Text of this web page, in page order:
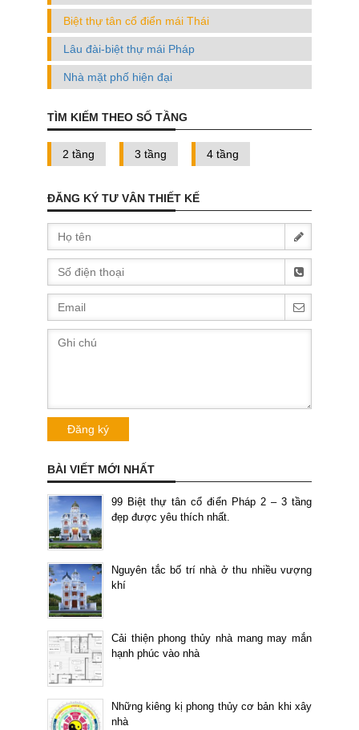
Biệt thự tân cổ điển mái Thái
Lâu đài-biệt thự mái Pháp
Nhà mặt phố hiện đại
TÌM KIẾM THEO SỐ TẦNG
2 tầng 3 tầng 4 tầng
ĐĂNG KÝ TƯ VÂN THIẾT KẾ
BÀI VIẾT MỚI NHẤT
99 Biệt thự tân cổ điển Pháp 2 – 3 tầng
đẹp được yêu thích nhất.
Nguyên tắc bố trí nhà ở thu nhiều vượng
khí
Cải thiện phong thủy nhà mang may mắn
hạnh phúc vào nhà
Những kiêng kị phong thủy cơ bản khi xây
nhà